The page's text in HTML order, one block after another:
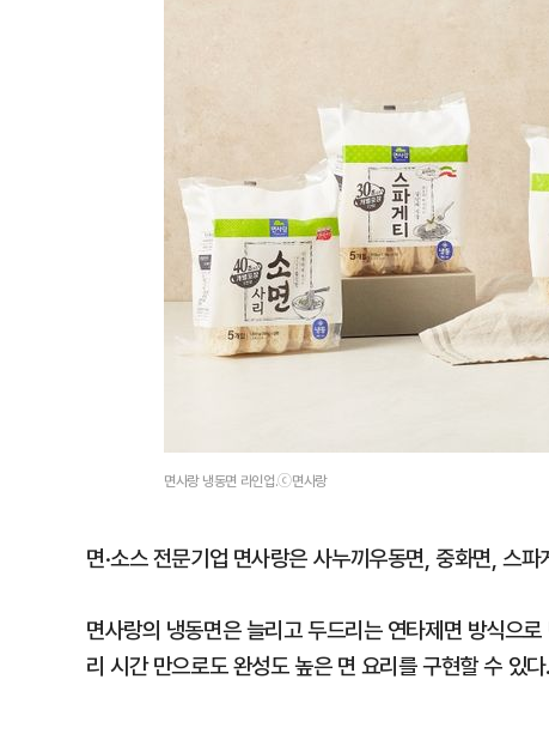
면사랑 냉동면 라인업.ⓒ면사랑
면·소스 전문기업 면사랑은 사누끼우동면, 중화면, 스
면사랑의 냉동면은 늘리고 두드리는 연타제면 방식으
리 시간 만으로도 완성도 높은 면 요리를 구현할 수 있다.